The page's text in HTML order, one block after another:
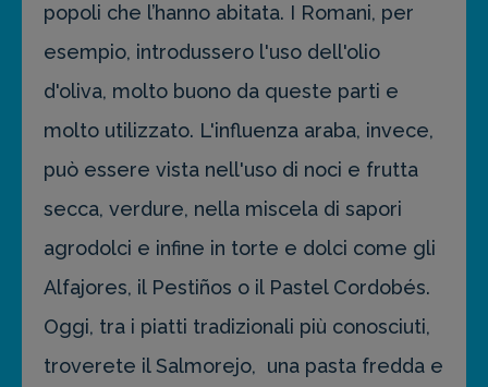
popoli che l’hanno abitata. I Romani, per
esempio, introdussero l'uso dell'olio
d'oliva, molto buono da queste parti e
molto utilizzato. L'influenza araba, invece,
può essere vista nell'uso di noci e frutta
secca, verdure, nella miscela di sapori
agrodolci e infine in torte e dolci come gli
Alfajores, il Pestiños o il Pastel Cordobés.
Oggi, tra i piatti tradizionali più conosciuti,
troverete il Salmorejo, una pasta fredda e